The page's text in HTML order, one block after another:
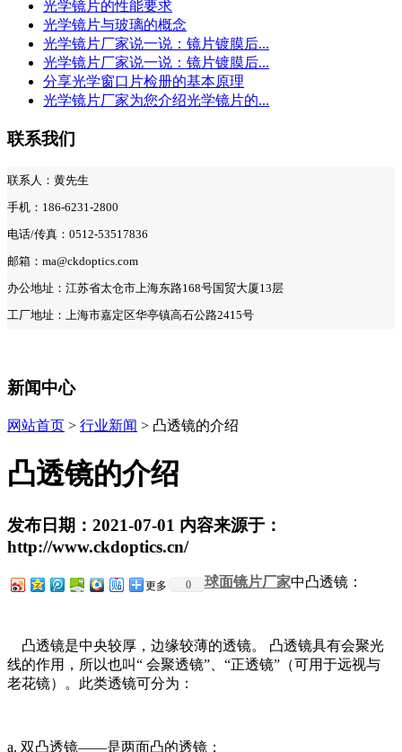
光学镜片的性能要求
光学镜片与玻璃的概念
光学镜片厂家说一说：镜片镀膜后...
光学镜片厂家说一说：镜片镀膜后...
分享光学窗口片检册的基本原理
光学镜片厂家为您介绍光学镜片的...
联系我们
联系人：黄先生
手机：186-6231-2800
电话/传真：0512-53517836
邮箱：ma@ckdoptics.com
办公地址：江苏省太仓市上海东路168号国贸大厦13层
工厂地址：上海市嘉定区华亭镇高石公路2415号
新闻中心
网站首页 > 行业新闻 > 凸透镜的介绍
凸透镜的介绍
发布日期：2021-07-01 内容来源于：
http://www.ckdoptics.cn/
更多 0 球面镜片厂家中凸透镜：
凸透镜是中央较厚，边缘较薄的透镜。 凸透镜具有会聚光
线的作用，所以也叫“ 会聚透镜”、“正透镜”（可用于远视与
老花镜）。此类透镜可分为：
a. 双凸透镜——是两面凸的透镜；